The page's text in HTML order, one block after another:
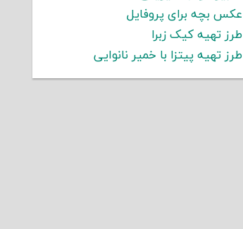
عکس بچه برای پروفایل
طرز تهیه کیک زبرا
طرز تهیه پیتزا با خمیر نانوایی